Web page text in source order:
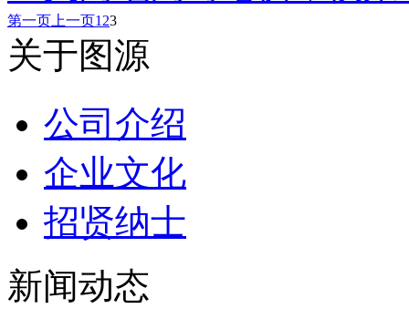
第一页 上一页1 23
关于图源
公司介绍
企业文化
招贤纳士
新闻动态